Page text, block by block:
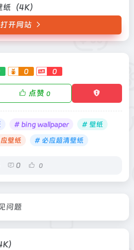
（4K）
打开网站
0 0
点赞 0
# bing wallpaper
# 壁纸
壁纸 # 必应超清壁纸
0 0
问题
）